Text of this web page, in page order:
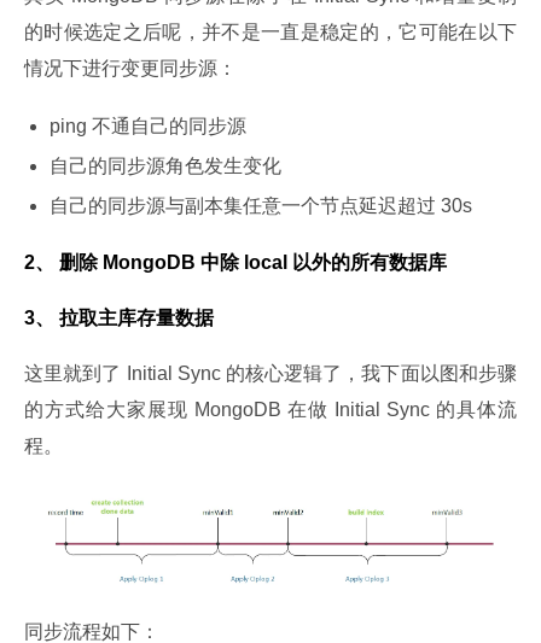
的时候选定之后呢，并不是一直是稳定的，它可能在以下
情况下进行变更同步源：
ping 不通自己的同步源
自己的同步源角色发生变化
自己的同步源与副本集任意一个节点延迟超过 30s
2、 删除 MongoDB 中除 local 以外的所有数据库
3、 拉取主库存量数据
这里就到了 Initial Sync 的核心逻辑了，我下面以图和步骤
的方式给大家展现 MongoDB 在做 Initial Sync 的具体流
程。
同步流程如下：